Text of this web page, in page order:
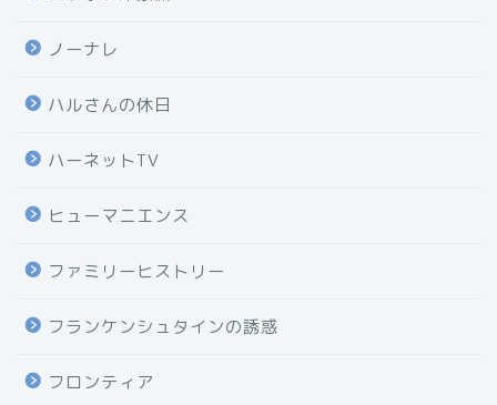
ノーナレ
ハルさんの休日
ハーネットTV
ヒューマニエンス
ファミリーヒストリー
フランケンシュタインの誘惑
フロンティア